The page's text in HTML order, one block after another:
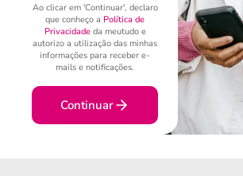
Ao clicar em 'Continuar', declaro
que conheço a Política de
Privacidadeda meutudo e
autorizo a utilização das minhas
informações para receber e-
mails e notificações.
Continuar